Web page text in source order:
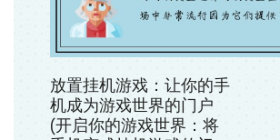
放置挂机游戏：让你的手
机成为游戏世界的门户
(开启你的游戏世界：将